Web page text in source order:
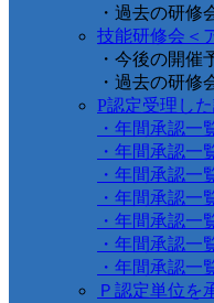
・過去の研修
技能研修会＜
・今後の開催
・過去の研修
P認定受理し
・年間承認一
・年間承認一
・年間承認一
・年間承認一
・年間承認一
・年間承認一
・年間承認一
Ｐ認定単位を